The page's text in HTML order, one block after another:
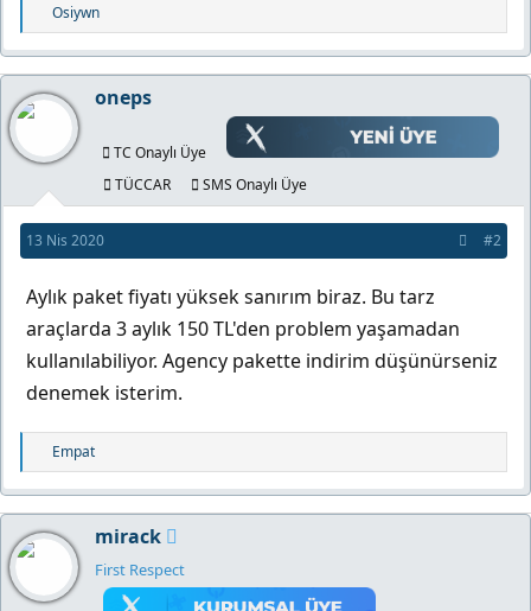
T
e
p
k
i
e
:
Osiywn
oneps
TC Onaylı Üye
TÜCCAR
SMS Onaylı Üye
13 Nis 2020 #2
Aylık paket fiyatı yüksek sanırım biraz. Bu tarz
araçlarda 3 aylık 150 TL'den problem yaşamadan
kullanılabiliyor. Agency pakette indirim düşünürseniz
denemek isterim.
T
e
p
k
i
e
Empat
mirack
First Respect